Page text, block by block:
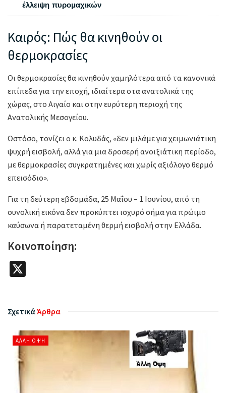
έλλειψη πυρομαχικών
Καιρός: Πώς θα κινηθούν οι
θερμοκρασίες
Οι θερμοκρασίες θα κινηθούν χαμηλότερα από τα κανονικά
επίπεδα για την εποχή, ιδιαίτερα στα ανατολικά της
χώρας, στο Αιγαίο και στην ευρύτερη περιοχή της
Ανατολικής Μεσογείου.
Ωστόσο, τονίζει ο κ. Κολυδάς, «δεν μιλάμε για χειμωνιάτικη
ψυχρή εισβολή, αλλά για μια δροσερή ανοιξιάτικη περίοδο,
με θερμοκρασίες συγκρατημένες και χωρίς αξιόλογο θερμό
επεισόδιο».
Για τη δεύτερη εβδομάδα, 25 Μαΐου – 1 Ιουνίου, από τη
συνολική εικόνα δεν προκύπτει ισχυρό σήμα για πρώιμο
καύσωνα ή παρατεταμένη θερμή εισβολή στην Ελλάδα.
Κοινοποίηση:
ΣχετικάΆρθρα
ΆΛΛΗ ΌΨΗ